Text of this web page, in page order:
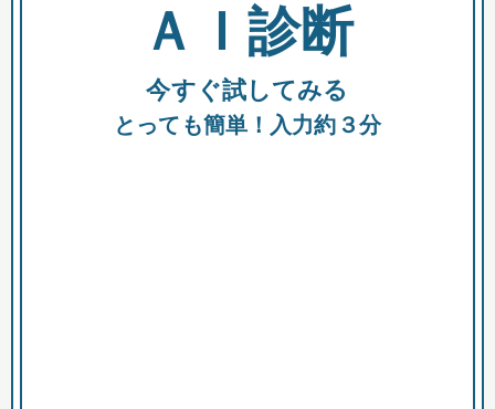
全国の検索結果を含めて表示
助成金 融資 出資
ＡＩ診断
今すぐ試してみる
とっても簡単！入力約３分